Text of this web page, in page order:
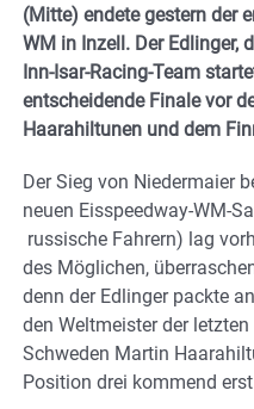
(Mitte) endete gestern der
WM in Inzell. Der Edlinger,
Inn-Isar-Racing-Team
entscheidende Finale vor
Haarahiltunen und dem
Der Sieg von Niedermaier
neuen Eisspeedway-WM-
russische Fahrern) lag
des Möglichen,
denn der Edlinger packte
den Weltmeister der
Schweden Martin
Position drei kommend